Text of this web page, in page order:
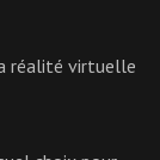
réalité virtuelle